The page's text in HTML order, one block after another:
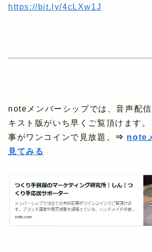
https://bit.ly/4cLXw1J
noteメンバーシップでは、音声配
キスト版がいち早くご覧頂けます
事がワンコインで見放題。
⇒ note
見てみる